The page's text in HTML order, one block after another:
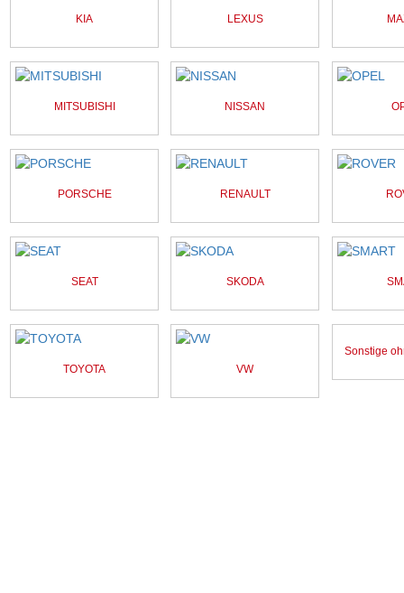
KIA LEXUS
MITSUBISHI NISSAN
PORSCHE RENAULT
SEAT SKODA
TOYOTA VW
Sonstige